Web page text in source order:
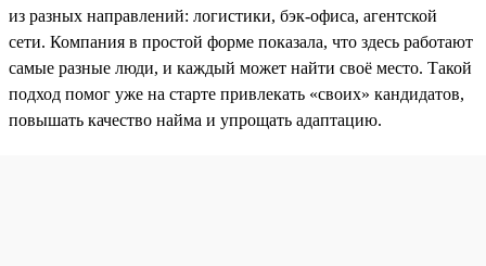
из разных направлений: логистики, бэк-офиса, агентской
сети. Компания в простой форме показала, что здесь работают
самые разные люди, и каждый может найти своё место. Такой
подход помог уже на старте привлекать «своих» кандидатов,
повышать качество найма и упрощать адаптацию.